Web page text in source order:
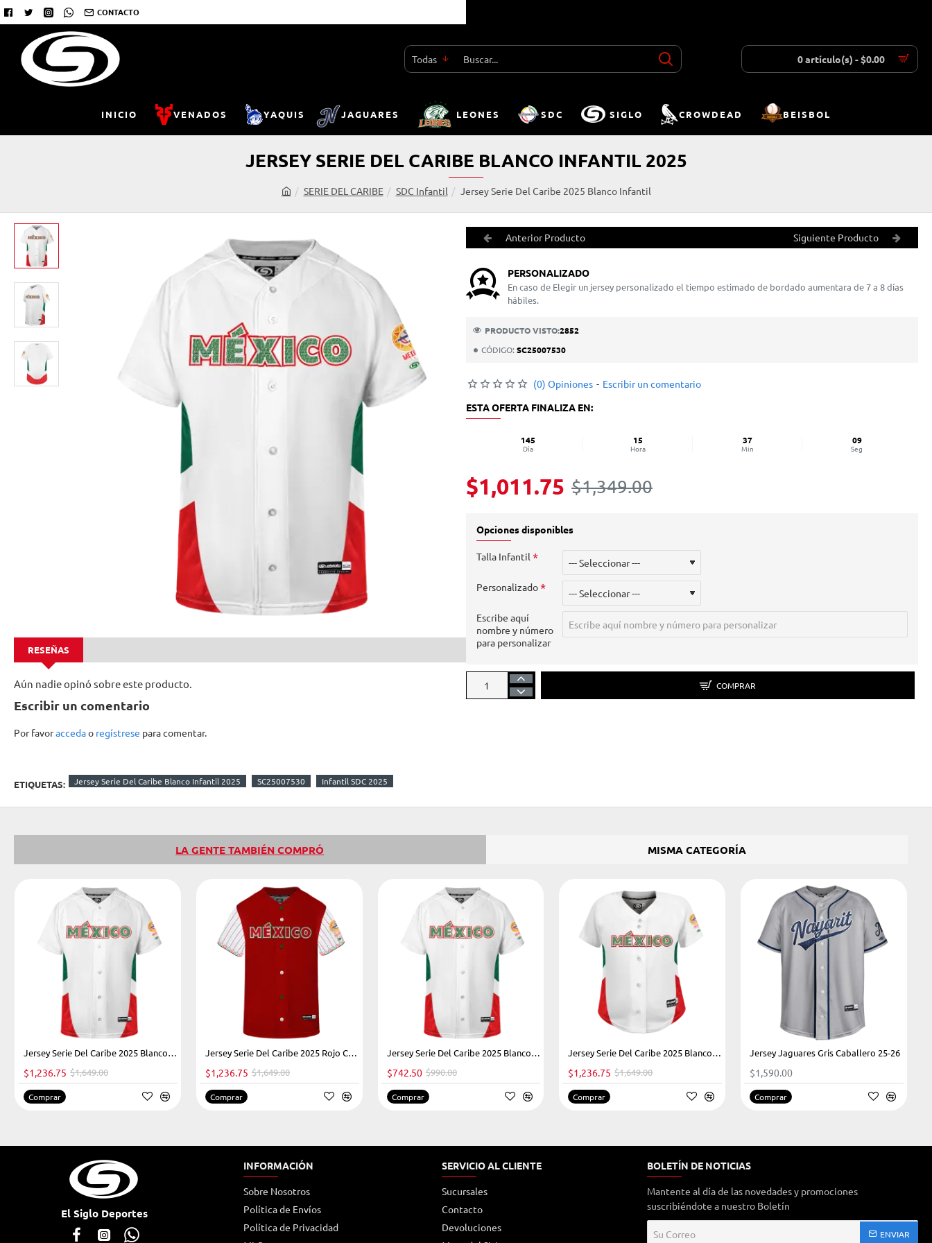
CONTACTO
Todas
Buscar... 0 artículo(s) - $0.00
INICIO VENADOS YAQUIS JAGUARES LEONES SDC SIGLO CROWDEAD BEISBOL
JERSEY SERIE DEL CARIBE BLANCO INFANTIL 2025
o
e
SERIE DEL CARIBE SDC Infantil Jersey Serie Del Caribe 2025 Blanco Infantil
RESEÑAS
Aún nadie opinó sobre este producto.
Escribir un comentario
Por favoraccedao regístrese para comentar.
Anterior Producto Siguiente Producto
PERSONALIZADO
En caso de Elegir un jersey personalizado el tiempo estimado de bordado aumentara de 7 a 8 días
hábiles.
CÓDIGO: SC25007530
PRODUCTO VISTO:2852
(0) Opiniones - Escribir un comentario
ESTA OFERTA FINALIZA EN:
145
Día
15
Hora
37
Min
09
Seg
$1,011.75 $1,349.00
Opciones disponibles
Talla Infantil
Personalizado
Escribe aquí
nombre y número
para personalizar
COMPRAR
ETIQUETAS: Jersey Serie Del Caribe Blanco Infantil 2025 SC25007530 Infantil SDC 2025
LA GENTE TAMBIÉN COMPRÓ MISMA CATEGORÍA
HOTJersey Serie Del Caribe 2025 Blanco Caballero
$1,236.75 $1,649.00
Comprar
HOT
Jersey Serie Del Caribe 2025 Rojo Caballero
$1,236.75 $1,649.00
Comprar
-25%Jersey Serie Del Caribe 2025 Blanco Kids
$742.50 $990.00
Comprar
HOTJersey Serie Del Caribe 2025 Blanco Dama
$1,236.75 $1,649.00
Comprar
HOT
Jersey Jaguares Gris Caballero 25-26
$1,590.00
Comprar
El Siglo Deportes
INFORMACIÓN
Sobre Nosotros
Política de Envíos
Política de Privacidad
SERVICIO AL CLIENTE
Sucursales
Contacto
Devoluciones
BOLETÍN DE NOTICIAS
Mantente al día de las novedades y promociones
suscribiéndote a nuestro Boletín
ENVIAR